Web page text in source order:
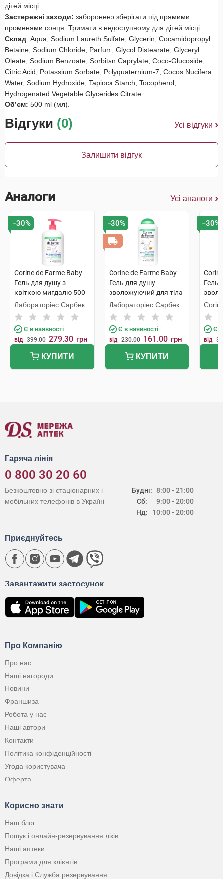
дітей місці.
Застережні заходи: заборонено зберігати під прямими
променями сонця. Тримати в недоступному для дітей місці.
Склад: Aqua, Sodium Laureth Sulfate, Glycerin, Cocamidopropyl
Betaine, Sodium Chloride, Parfum, Glycol Distearate, Glyceryl
Oleate, Sodium Benzoate, Sorbitan Caprylate, Coco-Glucoside,
Citric Acid, Potassium Sorbate, Polyquaternium-7, Cocos Nucifera
Water, Sodium Hydroxide, Tapioca Starch, Tocopherol,
Hydrogenated Vegetable Glycerides Citrate
Об’єм: 500 ml (мл).
Відгуки (0) Усі відгуки
Залишити відгук
Аналоги Усі аналоги
−30%
Corine de Farme Baby
Гель для душу з
квіткою мигдалю 500
мл 1 флакон
Лабораторіес Сарбек
Є в наявності
від 399.00 279.30 грн
КУПИТИ
−30%
Corine de Farme Baby
Гель для душу
зволожуючий для тіла
та волосся без
сульфатів 250 мл 1
флакон
Лабораторіес Сарбек
Є в наявності
від 230.00 161.00 грн
КУПИТИ
−30%
Гель
та
Є в
від
Гаряча лінія
0 800 30 20 60
Будні:
Сб:
Нд:
8:00 - 21:00
9:00 - 20:00
10:00 - 20:00
Безкоштовно зі стаціонарних і
мобільних телефонів в Україні
Про Компанію
Про нас
Наші нагороди
Новини
Франшиза
Робота у нас
Наші автори
Контакти
Політика конфіденційності
Угода користувача
Оферта
Корисно знати
Наш блог
Пошук і онлайн-резервування ліків
Наші аптеки
Програми для клієнтів
Довідка і Служба резервування
Завантажити застосунок
Приєднуйтесь